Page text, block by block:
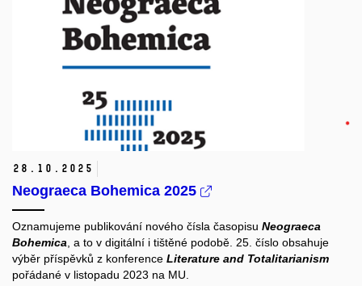
28. 10. 2025
Neograeca Bohemica 2025
Oznamujeme publikování nového čísla časopisu Neograeca
Bohemica, a to v digitální i tištěné podobě. 25. číslo obsahuje
výběr příspěvků z konference Literature and Totalitarianism
pořádané v listopadu 2023 na MU.